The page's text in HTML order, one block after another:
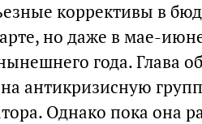
коррективы в
но даже в мае-
года. Глава
антикризисную
Однако пока она